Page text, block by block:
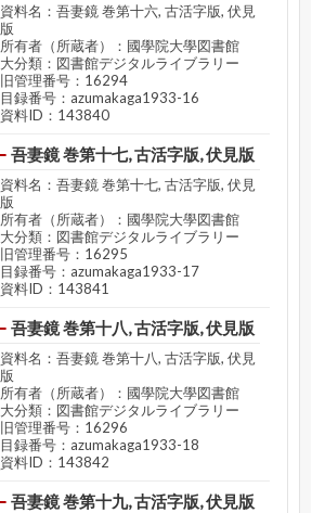
資料名：吾妻鏡 巻第十六, 古活字版, 伏見
版
所有者（所蔵者）：國學院大學図書館
大分類：図書館デジタルライブラリー
旧管理番号：16294
目録番号：azumakaga1933-16
資料ID：143840
吾妻鏡 巻第十七, 古活字版, 伏見版
資料名：吾妻鏡 巻第十七, 古活字版, 伏見
版
所有者（所蔵者）：國學院大學図書館
大分類：図書館デジタルライブラリー
旧管理番号：16295
目録番号：azumakaga1933-17
資料ID：143841
吾妻鏡 巻第十八, 古活字版, 伏見版
資料名：吾妻鏡 巻第十八, 古活字版, 伏見
版
所有者（所蔵者）：國學院大學図書館
大分類：図書館デジタルライブラリー
旧管理番号：16296
目録番号：azumakaga1933-18
資料ID：143842
吾妻鏡 巻第十九, 古活字版, 伏見版